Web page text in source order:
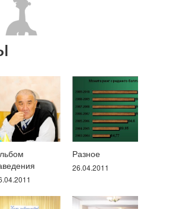
Разное
26.04.2011